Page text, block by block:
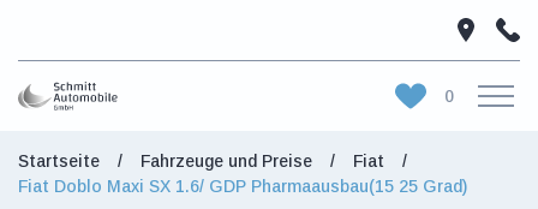
Startseite
0
Startseite / Fahrzeuge und Preise / Fiat
/
fiat Doblo Maxi SX 1.6/ GDP Pharmaausbau(15 25 Grad)